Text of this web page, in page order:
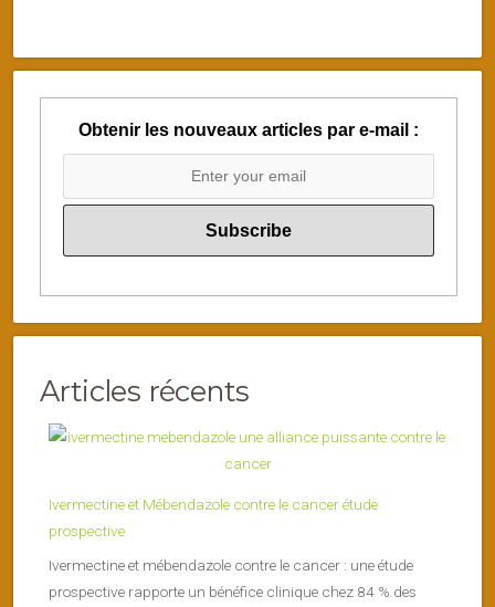
Obtenir les nouveaux articles par e-mail :
Articles récents
Ivermectine et Mébendazole contre le cancer étude
prospective
Ivermectine et mébendazole contre le cancer : une étude
prospective rapporte un bénéfice clinique chez 84 % des